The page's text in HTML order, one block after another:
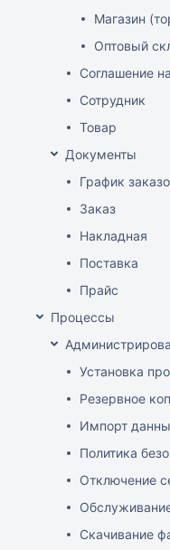
Магазин
Оптовый
Соглашение
Сотрудник
Товар
Документы
График
Заказ
Накладная
Поставка
Прайс
Процессы
Установка
Резервное
Импорт
Политика
Отключение
Скачивание